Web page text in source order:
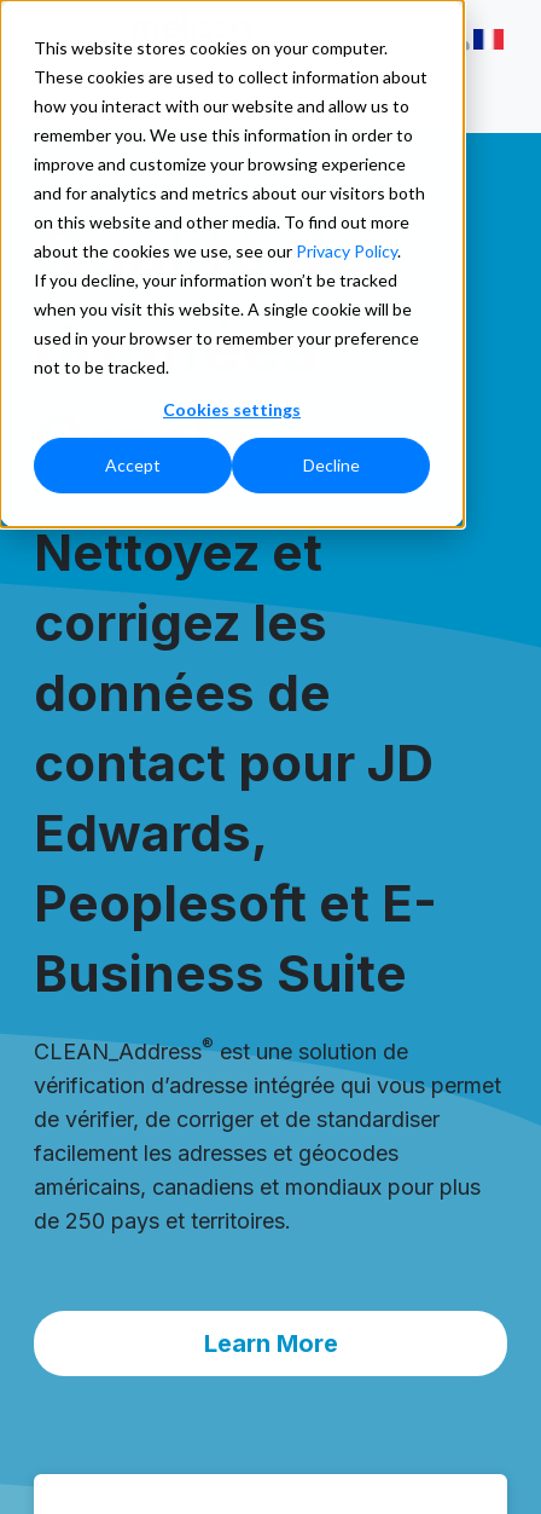
This website stores cookies on your computer.
These cookies are used to collect information about
how you interact with our website and allow us to
remember you. We use this information in order to
improve and customize your browsing experience
and for analytics and metrics about our visitors both
on this website and other media. To find out more
about the cookies we use, see our Privacy Policy.
If you decline, your information won’t be tracked
when you visit this website. A single cookie will be
used in your browser to remember your preference
not to be tracked.
Cookies settings
Accept Decline
Qualité des
données
Oracle
Nettoyez et
corrigez les
données de
contact pour JD
Edwards,
Peoplesoft et E-
Business Suite
CLEAN_Address® est une solution de
vérification d’adresse intégrée qui vous permet
de vérifier, de corriger et de standardiser
facilement les adresses et géocodes
américains, canadiens et mondiaux pour plus
de 250 pays et territoires.
Learn More